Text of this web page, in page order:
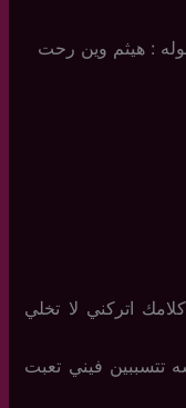
: هيثم وين رحت
اتركني لا تخلي
تتسببين فيني تعبت